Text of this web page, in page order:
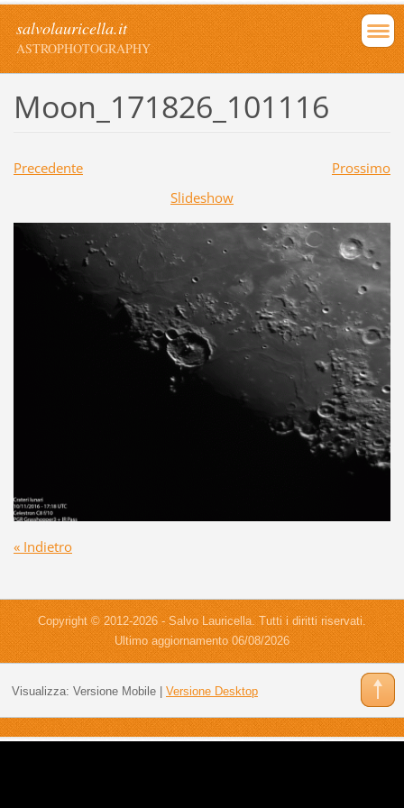
salvolauricella.it
ASTROPHOTOGRAPHY
Moon_171826_101116
Precedente
Prossimo
Slideshow
« Indietro
Copyright © 2012-2026 - Salvo Lauricella. Tutti i diritti riservati.
Ultimo aggiornamento 06/08/2026
Visualizza: Versione Mobile| Versione Desktop